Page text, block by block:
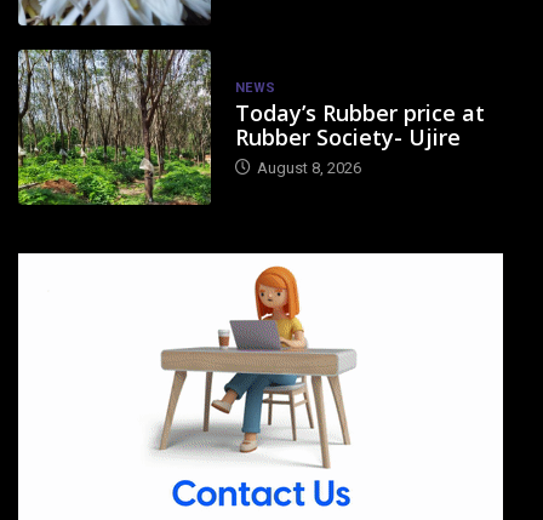
NEWS
Today’s Rubber price at
Rubber Society- Ujire
August 8, 2026